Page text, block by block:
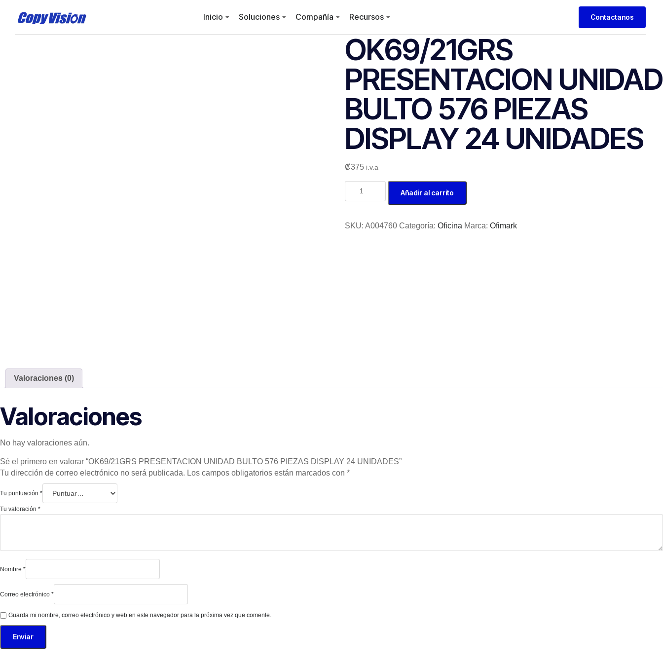
Inicio Soluciones Compañía Recursos Contactanos
OK69/21GRS
PRESENTACION UNIDAD
BULTO 576 PIEZAS
DISPLAY 24 UNIDADES
₡375 i.v.a
Añadir al carrito
SKU: A004760 Categoría: Oficina Marca: Ofimark
Valoraciones (0)
Valoraciones
No hay valoraciones aún.
Sé el primero en valorar “OK69/21GRS PRESENTACION UNIDAD BULTO 576 PIEZAS DISPLAY 24 UNIDADES”
Tu dirección de correo electrónico no será publicada. Los campos obligatorios están marcados con *
Tu puntuación *
Tu valoración *
Nombre *
Correo electrónico *
Guarda mi nombre, correo electrónico y web en este navegador para la próxima vez que comente.